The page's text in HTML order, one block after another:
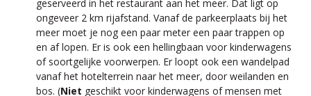
geserveerd in het restaurant aan het meer. Dat ligt op
ongeveer 2 km rijafstand. Vanaf de parkeerplaats bij het
meer moet je nog een paar meter een paar trappen op
en af ​​lopen. Er is ook een hellingbaan voor kinderwagens
of soortgelijke voorwerpen. Er loopt ook een wandelpad
vanaf het hotelterrein naar het meer, door weilanden en
bos. (Niet geschikt voor kinderwagens of mensen met